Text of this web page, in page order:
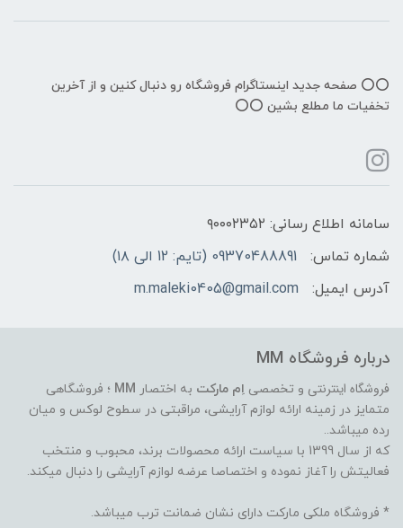
⭕️⭕️ صفحه جدید اینستاگرام فروشگاه رو دنبال کنین و از آخرین
تخفیات ما مطلع بشین ⭕️⭕️
سامانه اطلاع رسانی: ۹۰۰۰۲۳۵۲
شماره تماس:
09370488891 (تایم: 12 الی ۱۸)
آدرس ایمیل:
m.maleki0405@gmail.com
درباره فروشگاه MM
فروشگاه اینترنتی و تخصصی اِم مارکت به اختصار MM ؛ فروشگاهی
متمایز در زمینه ارائه لوازم آرایشی، مراقبتی در سطوح لوکس و میان
رده میباشد..
که از سال 1399 با سیاست ارائه محصولات برند، محبوب و منتخب
فعالیتش را آغاز نموده و اختصاصا عرضه لوازم آرایشی را دنبال میکند.
* فروشگاه ملکی مارکت دارای نشان ضمانت ترب میباشد.